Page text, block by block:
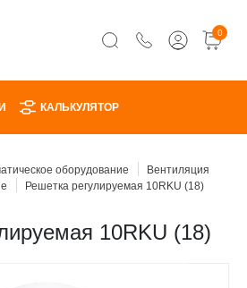
0
КАЛЬКУЛЯТОР
оборудование
Вентиляция
Решетка регулируемая 10RKU (18)
10RKU (18)